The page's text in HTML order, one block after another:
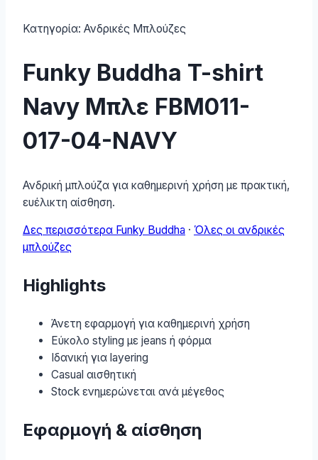
Κατηγορία: Ανδρικές Μπλούζες
Funky Buddha T-shirt
Navy Μπλε FBM011-
017-04-NAVY
Ανδρική μπλούζα για καθημερινή χρήση με πρακτική,
ευέλικτη αίσθηση.
Δες περισσότερα Funky Buddha · Όλες οι ανδρικές
μπλούζες
Highlights
Άνετη εφαρμογή για καθημερινή χρήση
Εύκολο styling με jeans ή φόρμα
Ιδανική για layering
Casual αισθητική
Stock ενημερώνεται ανά μέγεθος
Εφαρμογή & αίσθηση